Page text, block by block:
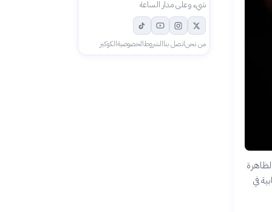
في
شيء وعلى مدار الساعة
من نحناتصل بناالشروطالخصوصيةالكوكيز